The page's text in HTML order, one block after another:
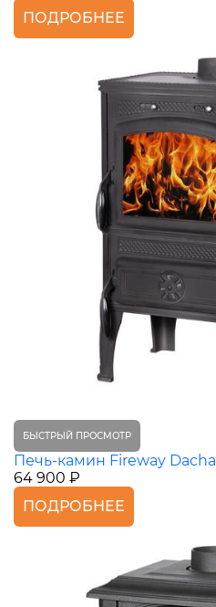
ПОДРОБНЕЕ
БЫСТРЫЙ ПРОСМОТР
Печь-камин Fireway Dacha
64 900 ₽
ПОДРОБНЕЕ